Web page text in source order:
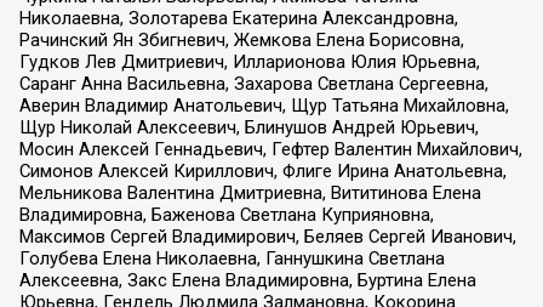
Николаевна, Золотарева Екатерина Александровна,
Рачинский Ян Збигневич, Жемкова Елена Борисовна,
Гудков Лев Дмитриевич, Илларионова Юлия Юрьевна,
Саранг Анна Васильевна, Захарова Светлана Сергеевна,
Аверин Владимир Анатольевич, Щур Татьяна Михайловна,
Щур Николай Алексеевич, Блинушов Андрей Юрьевич,
Мосин Алексей Геннадьевич, Гефтер Валентин Михайлович,
Симонов Алексей Кириллович, Флиге Ирина Анатольевна,
Мельникова Валентина Дмитриевна, Вититинова Елена
Владимировна, Баженова Светлана Куприяновна,
Максимов Сергей Владимирович, Беляев Сергей Иванович,
Голубева Елена Николаевна, Ганнушкина Светлана
Алексеевна, Закс Елена Владимировна, Буртина Елена
Юрьевна, Гендель Людмила Залмановна, Кокорина